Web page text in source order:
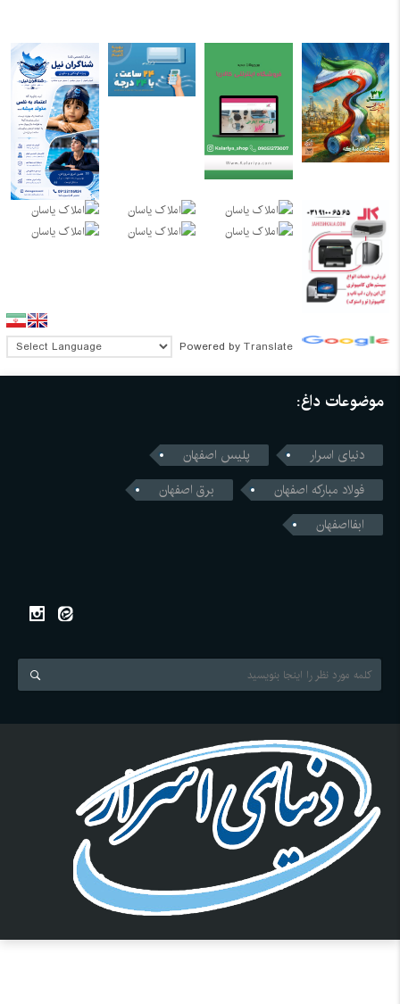
Powered by Translate
موضوعات داغ:
دنیای اسرار
پلیس اصفهان
فولاد مبارکه اصفهان
برق اصفهان
ابفااصفهان